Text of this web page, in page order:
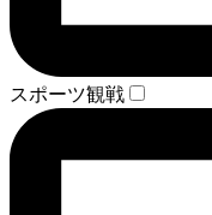
スポーツ観戦